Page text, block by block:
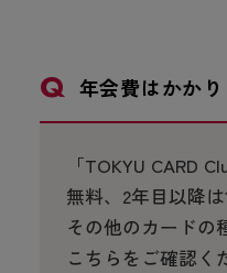
年会費はかかり
「TOKYU CARD
無料、2年目以降は
その他のカードの
こちらをご確認く